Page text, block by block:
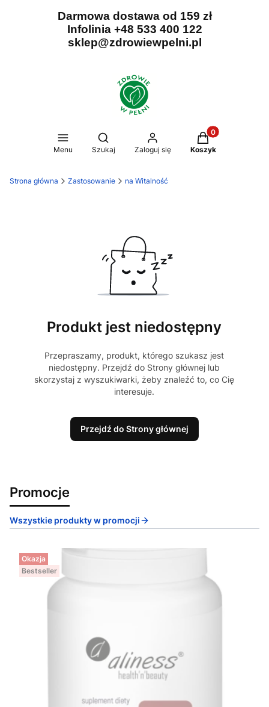
Darmowa dostawa od 159 zł
Infolinia +48 533 400 122
sklep@zdrowiewpelni.pl
Menu
Otwórz wyszukiwarkę
Szukaj Zaloguj się
Produkty w
Koszyk
Strona główna Zastosowanie na Witalność
Produkt jest niedostępny
Przepraszamy, produkt, którego szukasz jest
niedostępny. Przejdź do Strony głównej lub
skorzystaj z wyszukiwarki, żeby znaleźć to, co Cię
interesuje.
Przejdź do Strony głównej
Promocje
Wszystkie produkty w promocji
Okazja
Bestseller